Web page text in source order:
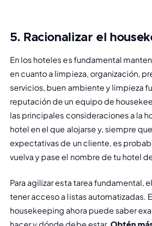
5. Racionalizar el
En los hoteles es fundamental
en cuanto a limpieza, organización,
servicios, buen ambiente y limpieza
reputación de un equipo de
las principales consideraciones a la
hotel en el que alojarse y, siempre
expectativas de un cliente, es
vuelva y pase el nombre de tu hotel
Para agilizar esta tarea fundamental,
tener acceso a listas automatizadas.
housekeeping ahora puede saber